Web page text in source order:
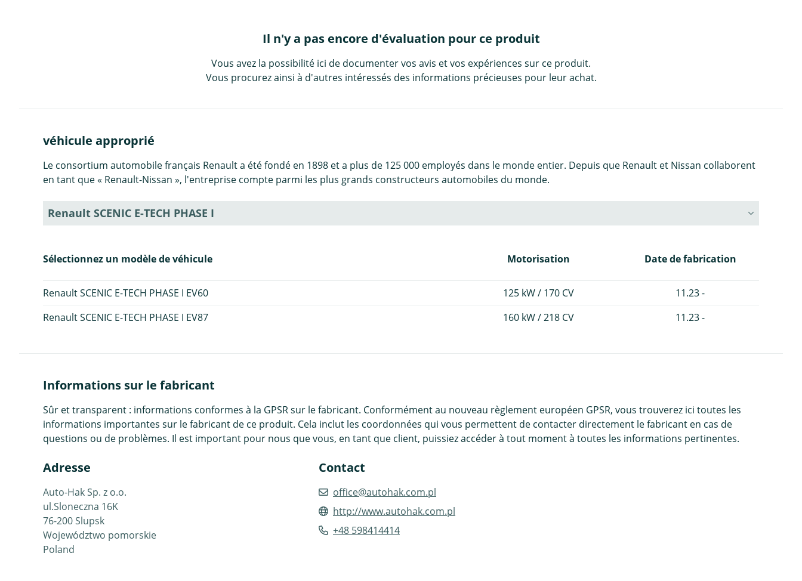
Il n'y a pas encore d'évaluation pour ce produit
Vous avez la possibilité ici de documenter vos avis et vos expériences sur ce produit.
Vous procurez ainsi à d'autres intéressés des informations précieuses pour leur achat.
véhicule approprié
Le consortium automobile français Renault a été fondé en 1898 et a plus de 125 000 employés dans le monde entier. Depuis que Renault et Nissan collaborent
en tant que « Renault-Nissan », l'entreprise compte parmi les plus grands constructeurs automobiles du monde.
Renault SCENIC E-TECH PHASE I
Sélectionnez un modèle de véhicule Motorisation Date de fabrication
Renault SCENIC E-TECH PHASE I EV60 125 kW / 170 CV
11.23 -
Renault SCENIC E-TECH PHASE I EV87
160 kW / 218 CV 11.23 -
Informations sur le fabricant
Sûr et transparent : informations conformes à la GPSR sur le fabricant. Conformément au nouveau règlement européen GPSR, vous trouverez ici toutes les
informations importantes sur le fabricant de ce produit. Cela inclut les coordonnées qui vous permettent de contacter directement le fabricant en cas de
questions ou de problèmes. Il est important pour nous que vous, en tant que client, puissiez accéder à tout moment à toutes les informations pertinentes.
Adresse
Auto-Hak Sp. z o.o.
ul.Sloneczna 16K
76-200 Slupsk
Województwo pomorskie
Poland
Contact
office@autohak.com.pl
http://www.autohak.com.pl
+48 598414414